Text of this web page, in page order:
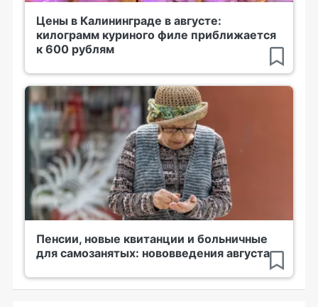
Цены в Калининграде в августе:
килограмм куриного филе приближается
к 600 рублям
Пенсии, новые квитанции и больничные
для самозанятых: нововведения августа